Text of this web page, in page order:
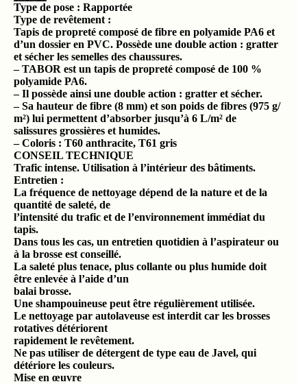
Type de pose : Rapportée
Type de revêtement :
Tapis de propreté composé de fibre en polyamide PA6 et
d’un dossier en PVC. Possède une double action : gratter
et sécher les semelles des chaussures.
– TABOR est un tapis de propreté composé de 100 %
polyamide PA6.
– Il possède ainsi une double action : gratter et sécher.
– Sa hauteur de fibre (8 mm) et son poids de fibres (975 g/
m²) lui permettent d’absorber jusqu’à 6 L/m² de
salissures grossières et humides.
– Coloris : T60 anthracite, T61 gris
CONSEIL TECHNIQUE
Trafic intense. Utilisation à l’intérieur des bâtiments.
Entretien :
La fréquence de nettoyage dépend de la nature et de la
quantité de saleté, de
l’intensité du trafic et de l’environnement immédiat du
tapis.
Dans tous les cas, un entretien quotidien à l’aspirateur ou
à la brosse est conseillé.
La saleté plus tenace, plus collante ou plus humide doit
être enlevée à l’aide d’un
balai brosse.
Une shampouineuse peut être régulièrement utilisée.
Le nettoyage par autolaveuse est interdit car les brosses
rotatives détériorent
rapidement le revêtement.
Ne pas utiliser de détergent de type eau de Javel, qui
détériore les couleurs.
Mise en œuvre